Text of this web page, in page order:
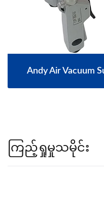
Andy Air Vacuum
ကြည့်ရှုမှုသမိုင်း